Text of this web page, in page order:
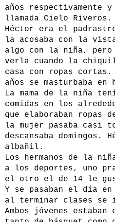
años respectivamente
llamada Cielo Riveros.
Héctor era el
la acosaba con la
algo con la niña, pero
verla cuando la
casa con ropas
años se masturbaba
La mama de la niña
comidas en los
que elaboraban ropas
la mujer pasaba casi
descansaba domingos.
albañil.
Los hermanos de la
a los deportes, uno
el otro el de 14 le
Y se pasaban el día
al terminar clases se
Ambos jóvenes